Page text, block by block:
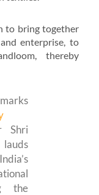
to bring together
enterprise, to
thereby
Shri
the